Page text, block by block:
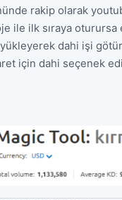
rakip olarak
ile ilk sıraya oturursa
dahi işi
için dahi seçenek